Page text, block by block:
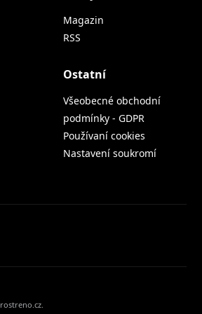
Magazin
RSS
Ostatní
Všeobecné obchodní
podmínky - GDPR
Používaní cookies
Nastavení soukromí